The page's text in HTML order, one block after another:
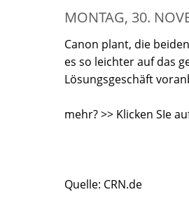
MONTAG, 30.
Canon plant, die
es so leichter auf das
Lösungsgeschäft
mehr? >> Klicken SIe
Quelle: CRN.de